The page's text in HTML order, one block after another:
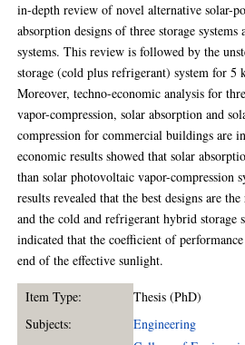
in-depth review of novel alternative solar-
absorption designs of three storage
systems. This review is followed by the
storage (cold plus refrigerant) system for 5
Moreover, techno-economic analysis for
vapor-compression, solar absorption and
compression for commercial buildings are
economic results showed that solar
than solar photovoltaic vapor-compression
results revealed that the best designs are
and the cold and refrigerant hybrid storage
indicated that the coefficient of performance
end of the effective sunlight.
Item Type:
Thesis (PhD)
Subjects:
Engineering